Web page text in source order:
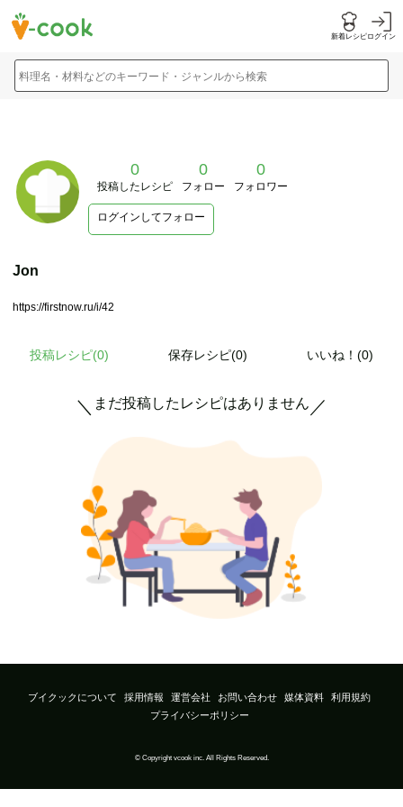
新着レシピログイン
料理名・材料などのキーワード・ジャンルから検索
0
投稿したレシピ
0
フォロー
0
フォロワー
ログインしてフォロー
Jon
https://firstnow.ru/i/42
投稿レシピ(0) 保存レシピ(0) いいね！(0)
＼ まだ投稿したレシピはありません ／
ブイクックについて 採用情報 運営会社 お問い合わせ 媒体資料
利用規約
プライバシーポリシー
© Copyright vcook inc. All Rights Reserved.